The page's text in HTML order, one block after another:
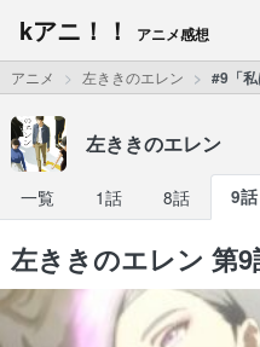
kアニ！！ アニメ感想
アニメ 左ききのエレン #9「私
左ききのエレン
一覧 1話 8話 9話
左ききのエレン 第9